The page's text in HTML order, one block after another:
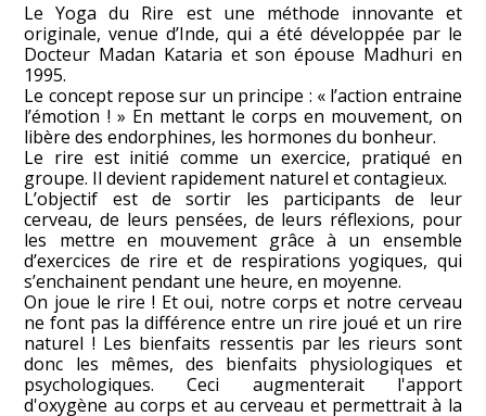
Le Yoga du Rire est une méthode innovante et
originale, venue d’Inde, qui a été développée par le
Docteur Madan Kataria et son épouse Madhuri en
1995.
Le concept repose sur un principe : « l’action entraine
l’émotion ! » En mettant le corps en mouvement, on
libère des endorphines, les hormones du bonheur.
Le rire est initié comme un exercice, pratiqué en
groupe. Il devient rapidement naturel et contagieux.
L’objectif est de sortir les participants de leur
cerveau, de leurs pensées, de leurs réflexions, pour
les mettre en mouvement grâce à un ensemble
d’exercices de rire et de respirations yogiques, qui
s’enchainent pendant une heure, en moyenne.
On joue le rire ! Et oui, notre corps et notre cerveau
ne font pas la différence entre un rire joué et un rire
naturel ! Les bienfaits ressentis par les rieurs sont
donc les mêmes, des bienfaits physiologiques et
psychologiques. Ceci augmenterait l'apport
d'oxygène au corps et au cerveau et permettrait à la